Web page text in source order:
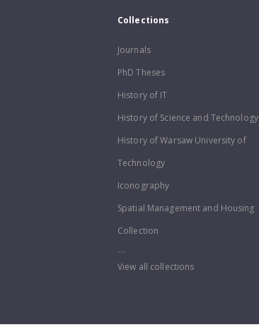
Collections
Journals
PhD Theses
History of IT
History of Science and Technology
History of Warsaw University of
Technology
Iconography
Spatial Management and Housing
Collection
...
View all collections